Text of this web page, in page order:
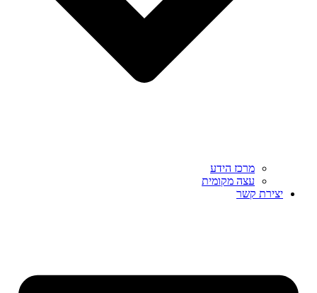
מרכז הידע
עצה מקומית
יצירת קשר